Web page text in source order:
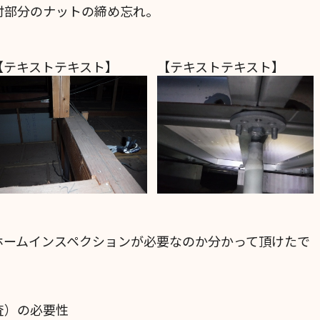
分のナットの締め忘れ。
キストテキスト】 【テキストテキスト】
ムインスペクションが必要なのか分かって頂けたで
の必要性